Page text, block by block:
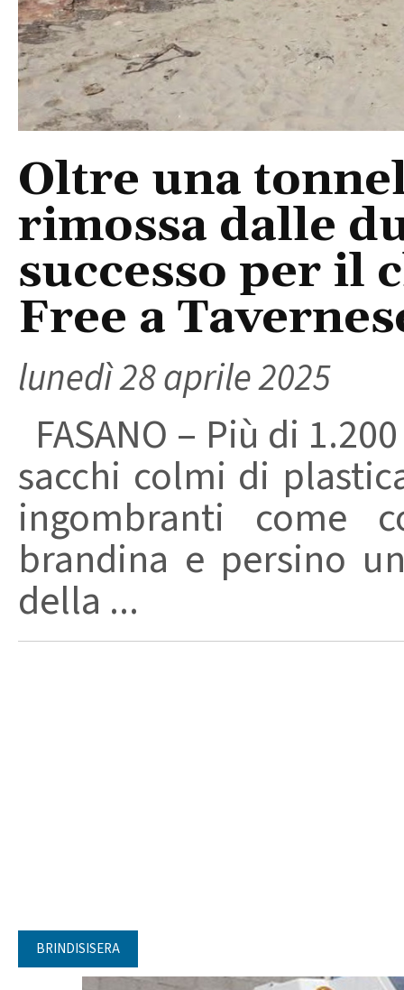
Oltre una
rimossa dalle
successo per il
Free a
lunedì 28 aprile 2025
FASANO – Più di
sacchi colmi di
ingombranti come
brandina e persino
della ...
BRINDISISERA